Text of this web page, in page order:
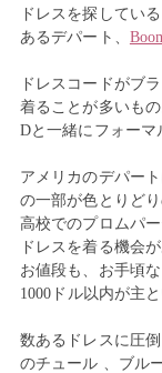
ドレスを探してい
あるデパート、
ドレスコードがブ
着ることが多いも
Dと一緒にフォーマ
アメリカのデパー
の一部が色とりど
高校でのプロムパ
ドレスを着る機会
お値段も、お手頃
1000ドル以内が主
数あるドレスに圧
のチュール 、ブル